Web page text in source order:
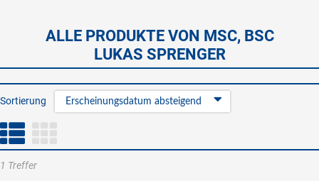
ALLE PRODUKTE VON MSC, BSC
LUKAS SPRENGER
Sortierung Erscheinungsdatum absteigend
1 Treffer